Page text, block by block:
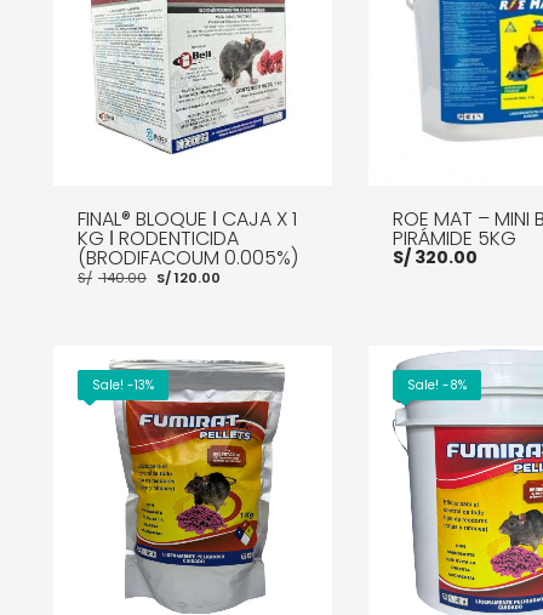
FINAL® BLOQUE ǀ CAJA X 1
KG ǀ RODENTICIDA
(BRODIFACOUM 0.005%)
S/ 140.00 El
precio
S/120.00
AÑADIR AL CARRITO MORE INFO
ROE MAT – MINI
PIRÁMIDE 5KG
S/320.00
AÑADIR AL CARRITO
Sale! -13%
Sale! -8%